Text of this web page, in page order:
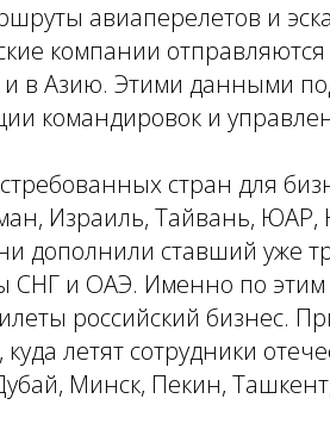
авиаперелетов и
компании
и в Азию. Этими данными
командировок и
стран для
Израиль, Тайвань, ЮАР,
дополнили ставший уже
СНГ и ОАЭ. Именно по
российский бизнес.
летят сотрудники
Минск, Пекин,